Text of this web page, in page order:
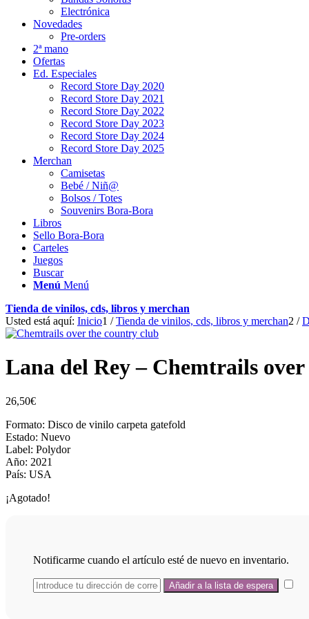
Electrónica
Novedades
Pre-orders
2ª mano
Ofertas
Ed. Especiales
Record Store Day 2020
Record Store Day 2021
Record Store Day 2022
Record Store Day 2023
Record Store Day 2024
Record Store Day 2025
Merchan
Camisetas
Bebé / Niñ@
Bolsos / Totes
Souvenirs Bora-Bora
Libros
Sello Bora-Bora
Carteles
Juegos
Buscar
Menú Menú
Tienda de vinilos, cds, libros y merchan
Usted está aquí: Inicio1 / Tienda de vinilos, cds, libros y merchan2 /
Lana del Rey – Chemtrails
26,50€
Formato: Disco de vinilo carpeta gatefold
Estado: Nuevo
Label: Polydor
Año: 2021
País: USA
¡Agotado!
Notificarme cuando el artículo esté de nuevo en inventario.